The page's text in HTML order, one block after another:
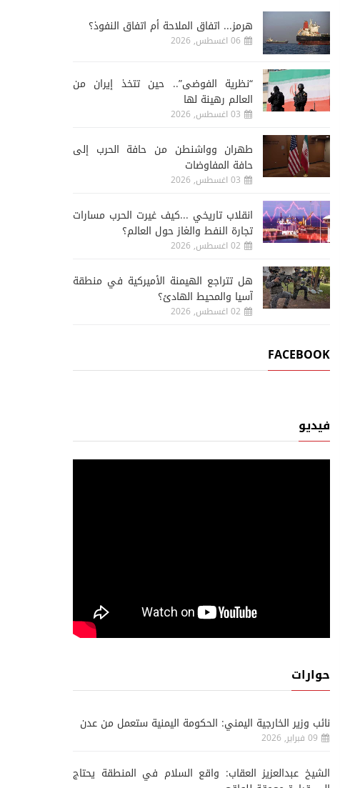
هرمز... اتفاق الملاحة أم اتفاق النفوذ؟
06 اغسطس, 2026
“نظرية الفوضى”.. حين تتخذ إيران من
العالم رهينة لها
03 اغسطس, 2026
طهران وواشنطن من حافة الحرب إلى
حافة المفاوضات
03 اغسطس, 2026
انقلاب تاريخي ...كيف غيرت الحرب مسارات
تجارة النفط والغاز حول العالم؟
02 اغسطس, 2026
هل تتراجع الهيمنة الأميركية في منطقة
آسيا والمحيط الهادئ؟
02 اغسطس, 2026
FACEBOOK
فيديو
حوارات
نائب وزير الخارجية اليمني: الحكومة اليمنية ستعمل من عدن
09 فبراير, 2026
الشيخ عبدالعزيز العقاب: واقع السلام في المنطقة يحتاج